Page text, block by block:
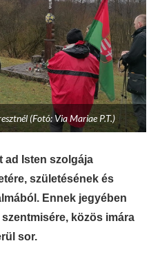
(Fotó: Via Mariae P.T.)
ad Isten szolgája
születésének és
Ennek jegyében
közös imára
sor.